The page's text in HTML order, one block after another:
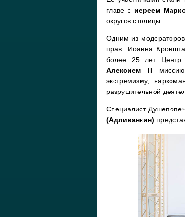
главе с иереем
округов столицы.
Одним из
прав. Иоанна
более 25 лет Центр
Алексием II миссию
экстремизму,
разрушительной
Специалист
(Адливанкин)